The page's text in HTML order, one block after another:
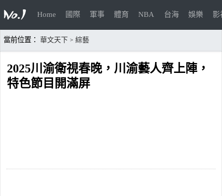
Home 國際 軍事 體育 NBA 台海 娛樂 影
當前位置： 華文天下 > 綜藝
2025川渝衛視春晚，川渝藝人齊上陣，
特色節目開滿屏